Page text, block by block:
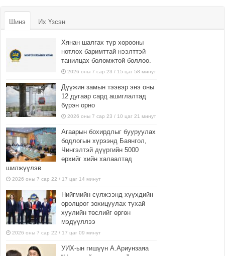
Шинэ Их Үзсэн
Хянан шалгах түр хорооны
нотлох баримттай нээлттэй
танилцах боломжтой боллоо.
2026 оны 7 сар 23 / 15 цаг 58 минут
Дүүжин замын тээвэр энэ оны
12 дугаар сард ашиглалтад
бүрэн орно
2026 оны 7 сар 23 / 10 цаг 21 минут
Агаарын бохирдлыг бууруулах
бодлогын хүрээнд Баянгол,
Чингэлтэй дүүргийн 5000
өрхийг хийн халаалтад
шилжүүлэв
2026 оны 7 сар 22 / 17 цаг 14 минут
Нийгмийн сүлжээнд хүүхдийн
оролцоог зохицуулах тухай
хуулийн төслийг өргөн
мэдүүллээ
2026 оны 7 сар 22 / 17 цаг 09 минут
УИХ-ын гишүүн А.Ариунзаяа